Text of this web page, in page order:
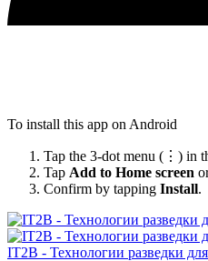
To install this app on Android
Tap the 3-dot menu (⋮) in
Tap Add to Home screen
Confirm by tapping Install.
IT2B - Технологии разведки